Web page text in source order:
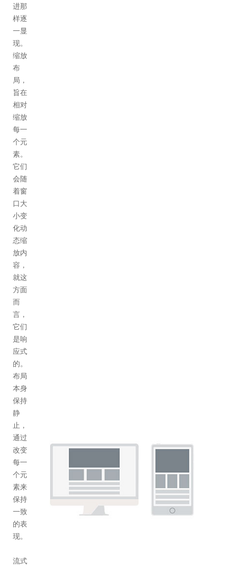
进那
样逐
一显
现。
缩放
布
局，
旨在
相对
缩放
每一
个元
素。
它们
会随
着窗
口大
小变
化动
态缩
放内
容，
就这
方面
而
言，
它们
是响
应式
的。
布局
本身
保持
静
止，
通过
改变
每一
个元
素来
保持
一致
的表
现。
流式